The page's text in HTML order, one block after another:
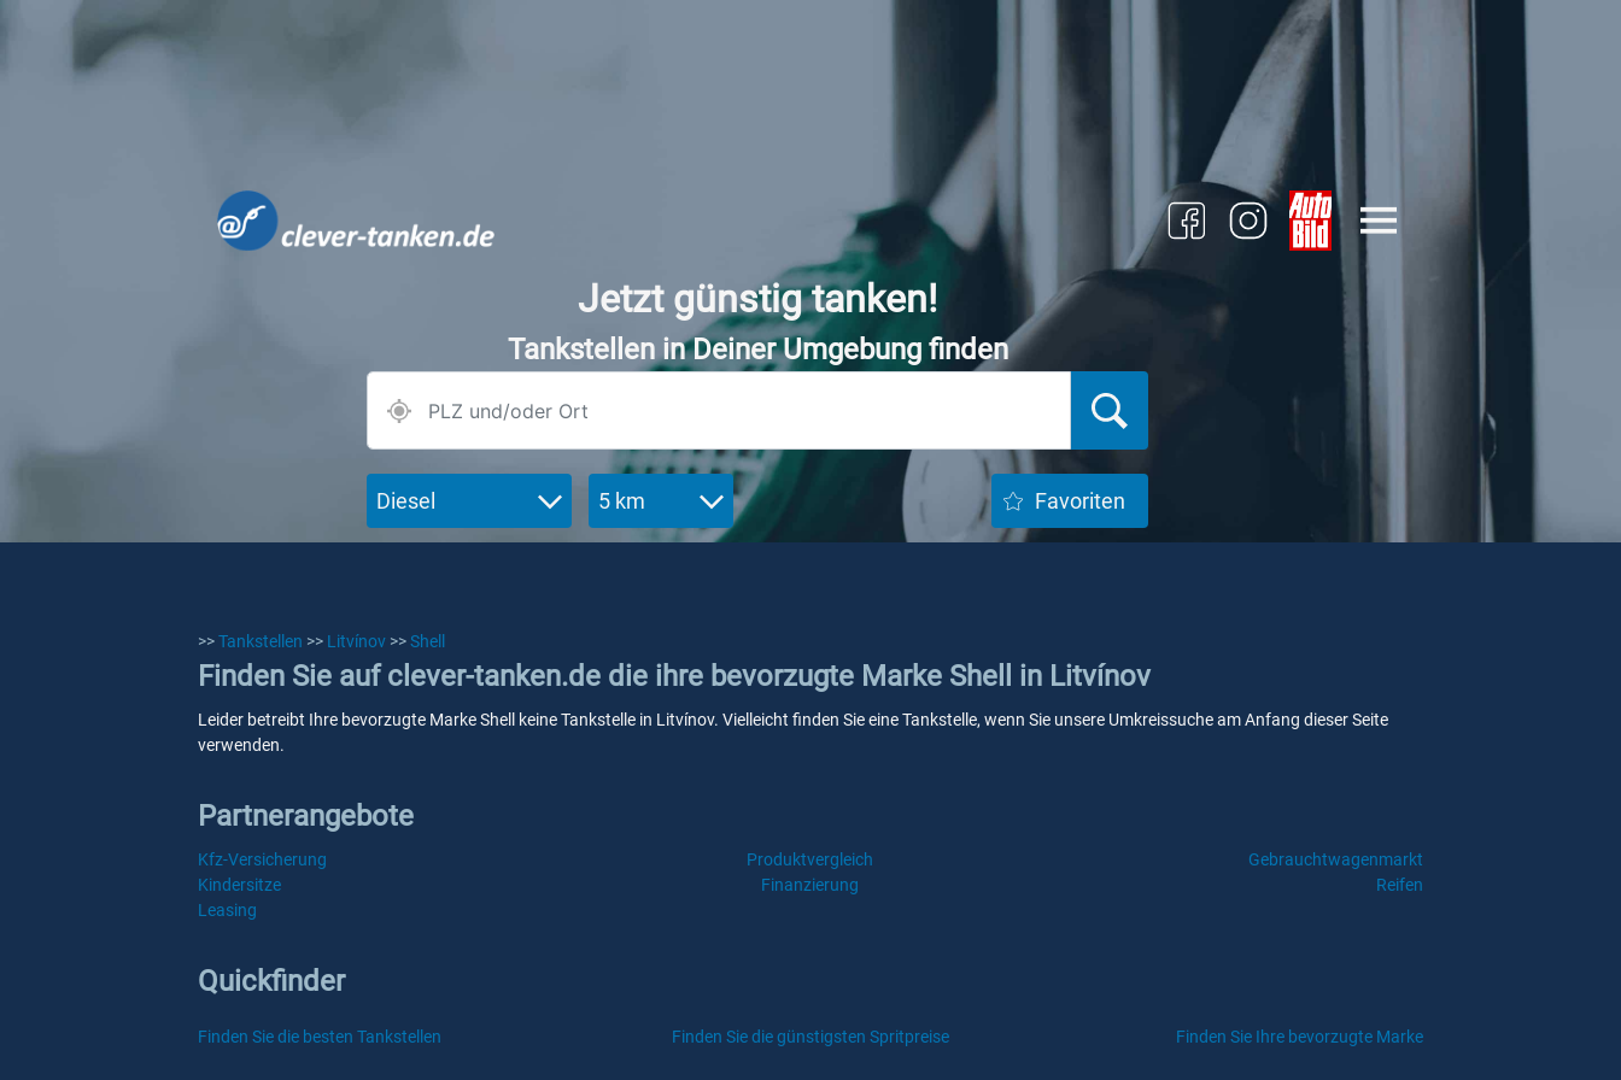
Jetzt günstig tanken!
Tankstellen in Deiner Umgebung finden
Diesel 5 km Favoriten
>>Tankstellen >> Litvínov >>Shell
Finden Sie auf clever-tanken.de die ihre bevorzugte Marke Shell in Litvínov
Leider betreibt Ihre bevorzugte Marke Shell keine Tankstelle in Litvínov. Vielleicht finden Sie eine Tankstelle, wenn Sie unsere Umkreissuche am Anfang dieser Seite
verwenden.
Partnerangebote
Kfz-Versicherung Produktvergleich
Gebrauchtwagenmarkt
Kindersitze
Finanzierung
Reifen
Leasing
Quickfinder
Finden Sie die besten Tankstellen Finden Sie die günstigsten Spritpreise Finden Sie Ihre bevorzugte Marke